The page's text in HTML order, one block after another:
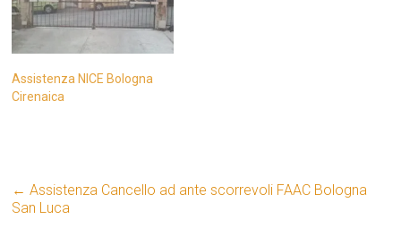
Assistenza NICE Bologna
Cirenaica
← Assistenza Cancello ad ante scorrevoli FAAC Bologna
San Luca